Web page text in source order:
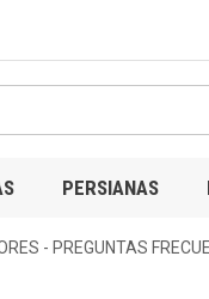
PERSIANAS
- PREGUNTAS